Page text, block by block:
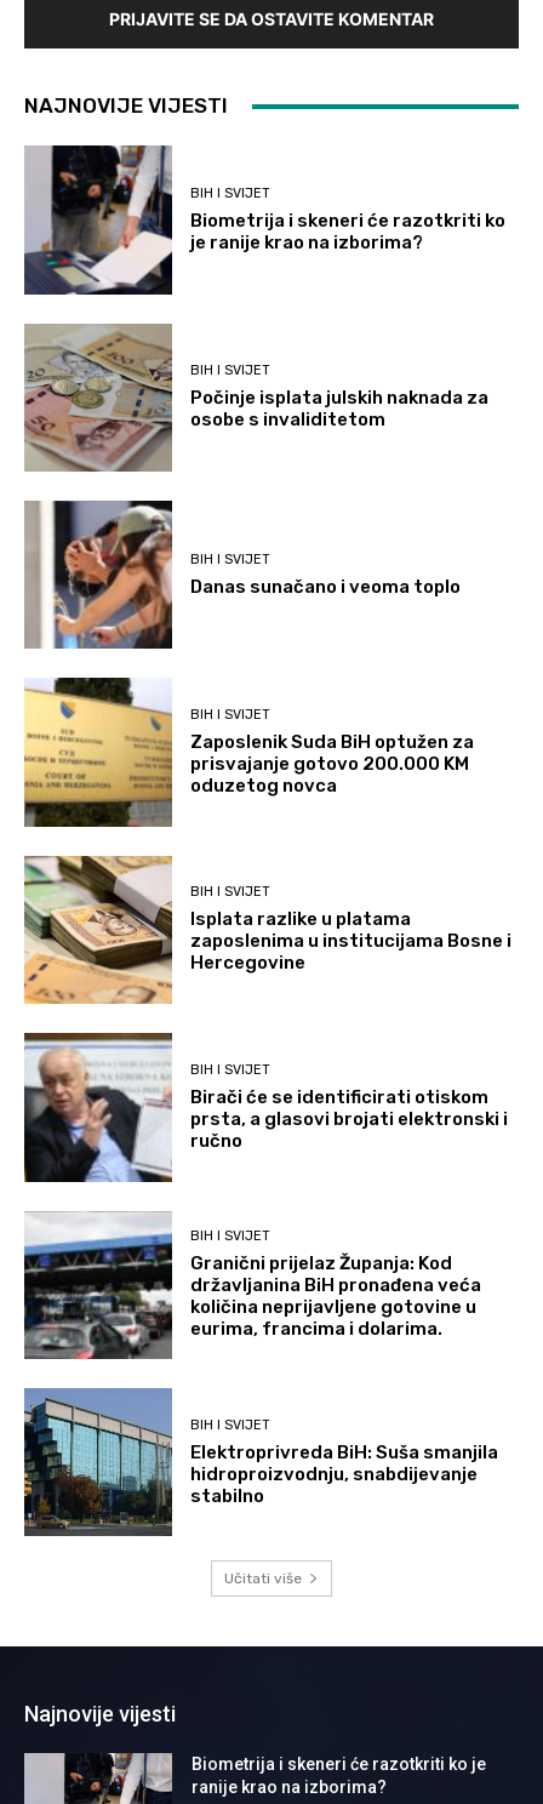
PRIJAVITE SE DA OSTAVITE KOMENTAR
NAJNOVIJE VIJESTI
BIH I SVIJET
Biometrija i skeneri će razotkriti ko
je ranije krao na izborima?
BIH I SVIJET
Počinje isplata julskih naknada za
osobe s invaliditetom
BIH I SVIJET
Danas sunačano i veoma toplo
BIH I SVIJET
Zaposlenik Suda BiH optužen za
prisvajanje gotovo 200.000 KM
oduzetog novca
BIH I SVIJET
Isplata razlike u platama
zaposlenima u institucijama Bosne i
Hercegovine
BIH I SVIJET
Birači će se identificirati otiskom
prsta, a glasovi brojati elektronski i
ručno
BIH I SVIJET
Granični prijelaz Županja: Kod
državljanina BiH pronađena veća
količina neprijavljene gotovine u
eurima, francima i dolarima.
BIH I SVIJET
Elektroprivreda BiH: Suša smanjila
hidroproizvodnju, snabdijevanje
stabilno
Učitati više
Najnovije vijesti
Biometrija i skeneri će razotkriti ko je
ranije krao na izborima?